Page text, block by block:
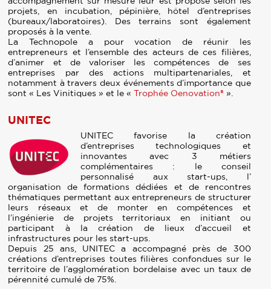
projets, en incubation, pépinière, hôtel d’entreprises
(bureaux/laboratoires). Des terrains sont également
proposés à la vente.
La Technopole a pour vocation de réunir les
entrepreneurs et l’ensemble des acteurs de ces filières,
d’animer et de valoriser les compétences de ses
entreprises par des actions multipartenariales, et
notamment à travers deux événements d’importance que
sont « Les Vinitiques » et le «
Trophée Oenovation® ».
UNITEC
UNITEC favorise la création
d’entreprises technologiques et
innovantes avec 3 métiers
complémentaires : le conseil
personnalisé aux start-ups, l’
organisation de formations dédiées et de rencontres
thématiques permettant aux entrepreneurs de structurer
leurs réseaux et de monter en compétences et
l’ingénierie de projets territoriaux en initiant ou
participant à la création de lieux d’accueil et
infrastructures pour les start-ups.
Depuis 25 ans, UNITEC a accompagné près de 300
créations d’entreprises toutes filières confondues sur le
territoire de l’agglomération bordelaise avec un taux de
pérennité cumulé de 75%.